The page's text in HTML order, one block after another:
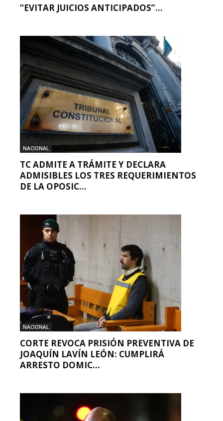
“EVITAR JUICIOS ANTICIPADOS”...
NACIONAL
TC ADMITE A TRÁMITE Y DECLARA
ADMISIBLES LOS TRES REQUERIMIENTOS
DE LA OPOSIC...
NACIONAL
CORTE REVOCA PRISIÓN PREVENTIVA DE
JOAQUÍN LAVÍN LEÓN: CUMPLIRÁ
ARRESTO DOMIC...